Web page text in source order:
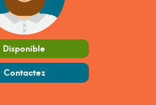
Disponible
Contactez